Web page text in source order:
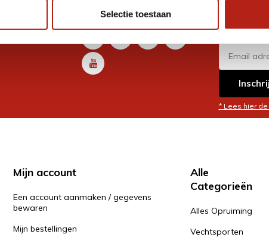
Selectie toestaan
je graag
Volg ons
* Lees hier
Mijn account
Een account aanmaken / gegevens
bewaren
Mijn bestellingen
Alle
Categorieën
Alles Opruiming
Vechtsporten